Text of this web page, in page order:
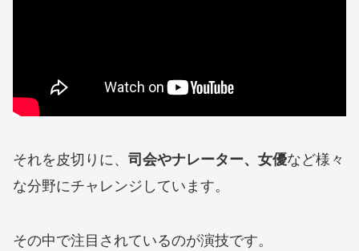
それを皮切りに、 司会やナレーター、女優など様々
な分野にチャレンジしています。
その中で注目されているのが演技です。